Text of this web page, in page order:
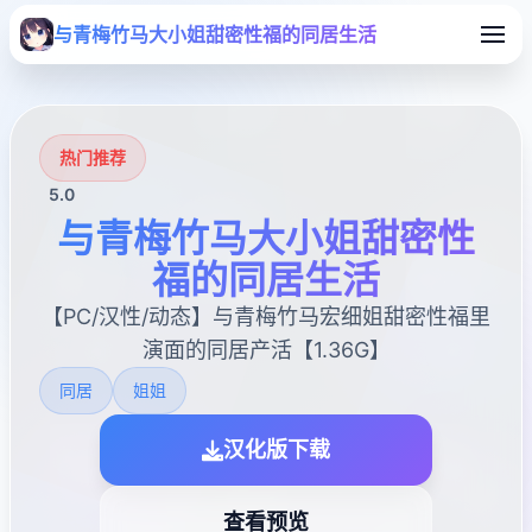
与青梅竹马大小姐甜密性福的同居生活
热门推荐
5.0
与青梅竹马大小姐甜密性
福的同居生活
【PC/汉性/动态】与青梅竹马宏细姐甜密性福里
演面的同居产活【1.36G】
同居 姐姐
汉化版下载
查看预览